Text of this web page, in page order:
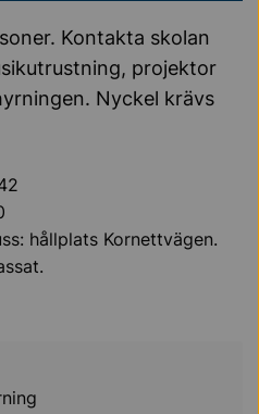
Kontakta skolan
projektor
Nyckel krävs
hållplats Kornettvägen.